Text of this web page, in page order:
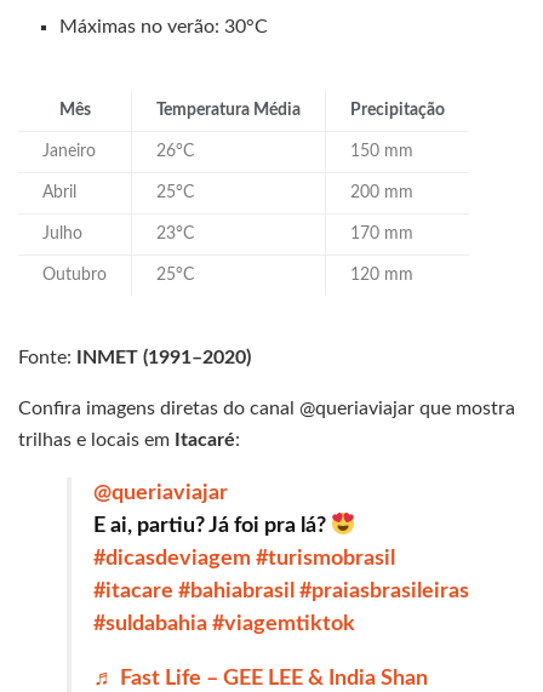
Máximas no verão: 30°C
Mês Temperatura Média Precipitação
Janeiro 26°C 150 mm
Abril 25°C 200 mm
Julho 23°C 170 mm
Outubro 25°C 120 mm
Fonte: INMET (1991–2020)
Confira imagens diretas do canal @queriaviajar que mostra
trilhas e locais em Itacaré:
@queriaviajar
E ai, partiu? Já foi pra lá?
#dicasdeviagem #turismobrasil
#itacare #bahiabrasil #praiasbrasileiras
#suldabahia #viagemtiktok
♬ Fast Life – GEE LEE & India Shan